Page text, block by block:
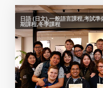
日語 (日文),一般語言課程,考試
期課程,冬季課程